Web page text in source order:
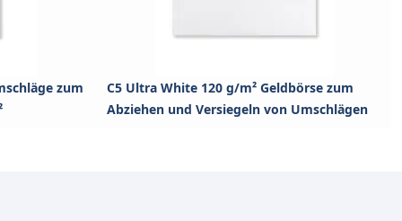
zum
C5 Ultra White 120 g/m² Geldbörse zum
Abziehen und Versiegeln von Umschlägen